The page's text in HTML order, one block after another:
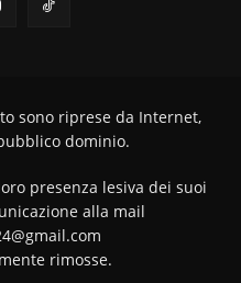
sono riprese da Internet,
dominio.
presenza lesiva dei suoi
alla mail
rimosse.